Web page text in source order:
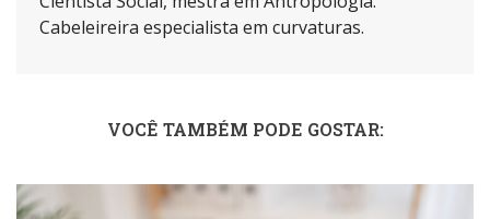
Cabeleireira especialista em curvaturas.
VOCÊ TAMBÉM PODE GOSTAR: